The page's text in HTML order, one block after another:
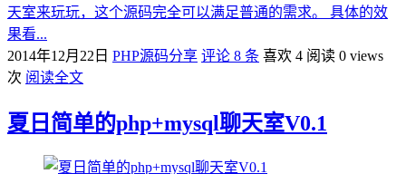
天室来玩玩，这个源码完全可以满足普通的需求。 具体的效
果看...
2014年12月22日 PHP源码分享 评论 8 条 喜欢 4 阅读 0 views
次 阅读全文
夏日简单的php+mysql聊天室V0.1